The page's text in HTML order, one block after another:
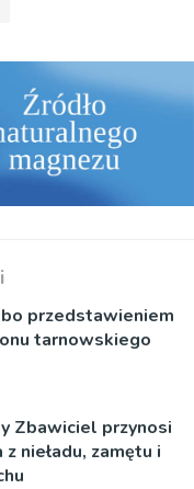
przedstawieniem
tarnowskiego
Zbawiciel przynosi
nieładu, zamętu i